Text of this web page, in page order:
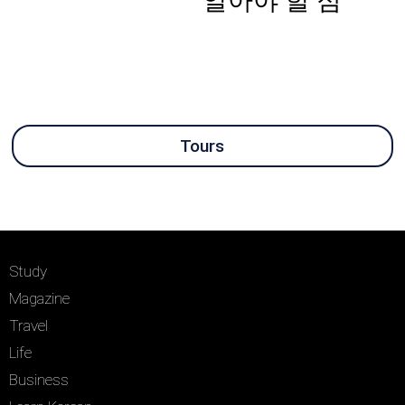
Tours
Study
Magazine
Travel
Life
Business